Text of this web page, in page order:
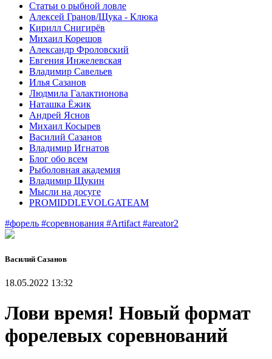
Статьи о рыбной ловле
Алексей Гранов/Щука - Клюка
Кирилл Снигирёв
Михаил Корешов
Александр Фроловский
Евгения Инжелевская
Владимир Савельев
Илья Сазанов
Людмила Галактионова
Наташка Ёжик
Андрей Яснов
Михаил Косырев
Василий Сазанов
Владимир Игнатов
Блог обо всем
Рыболовная академия
Владимир Щукин
Мысли на досуге
PROMIDDLEVOLGATEAM
#форель #соревнования #Artifact #areator2
Василий Сазанов
18.05.2022 13:32
Лови время! Новый формат
форелевых соревнований